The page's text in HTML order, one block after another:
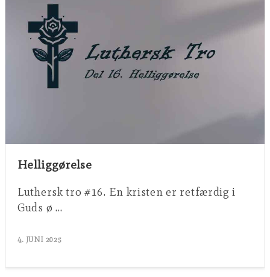
Helliggørelse
Luthersk tro #16. En kristen er retfærdig i
Guds ø …
4. JUNI 2025